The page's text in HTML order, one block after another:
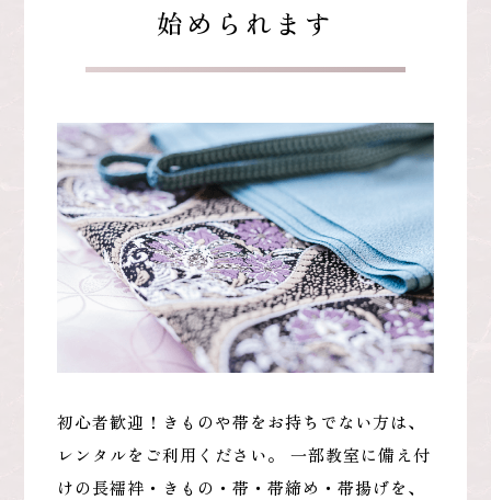
始められます
初心者歓迎！きものや帯をお持ちでない方は、
レンタルをご利用ください。 一部教室に備え付
けの長襦袢・きもの・帯・帯締め・帯揚げを、